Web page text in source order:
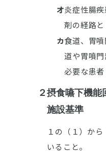
オ炎症性腸
剤の経路
カ食道、胃
道や胃噴
必要な患者
２摂食嚥下機能
施設基準
１の（１）か
いること。